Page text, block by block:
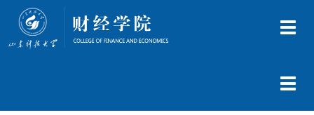
切
切
导